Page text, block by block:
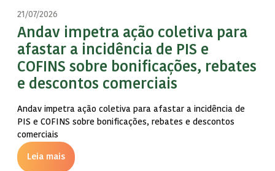
21/07/2026
Andav impetra ação coletiva para
afastar a incidência de PIS e
COFINS sobre bonificações, rebates
e descontos comerciais
Andav impetra ação coletiva para afastar a incidência de
PIS e COFINS sobre bonificações, rebates e descontos
comerciais
Leia mais